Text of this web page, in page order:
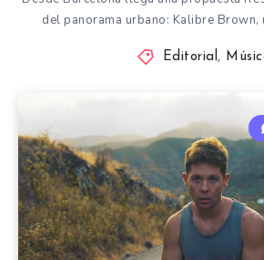
del panorama urbano: Kalibre Brown,
Editorial,